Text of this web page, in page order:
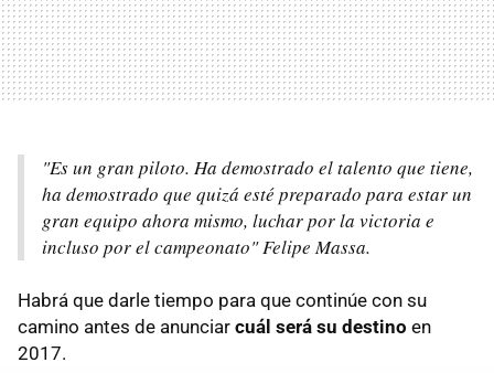
"Es un gran piloto. Ha demostrado el talento que tiene,
ha demostrado que quizá esté preparado para estar un
gran equipo ahora mismo, luchar por la victoria e
incluso por el campeonato" Felipe Massa.
Habrá que darle tiempo para que continúe con su
camino antes de anunciar cuál será su destino en
2017.